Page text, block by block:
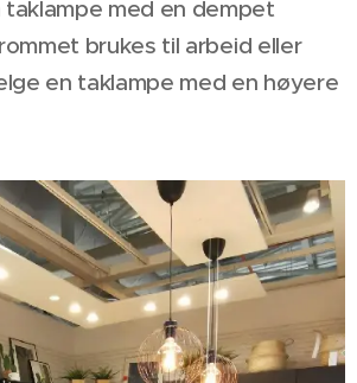
med en dempet
brukes til arbeid eller
en taklampe med en høyere